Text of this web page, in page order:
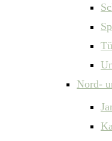
Nord-